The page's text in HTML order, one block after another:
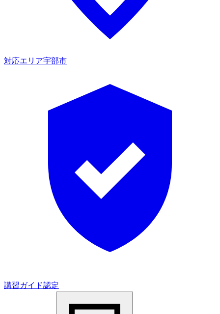
対応エリア宇部市
講習ガイド認定